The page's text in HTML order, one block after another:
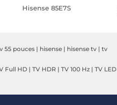
Hisense 85E7S
55 pouces | hisense | hisense tv | tv
Full HD | TV HDR | TV 100 Hz | TV LED